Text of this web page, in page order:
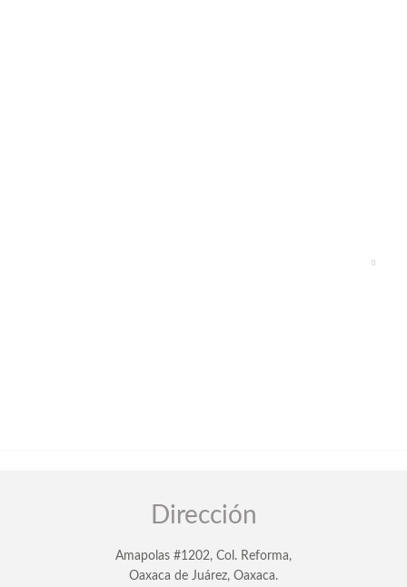
Dirección
Amapolas #1202, Col. Reforma,
Oaxaca de Juárez, Oaxaca.